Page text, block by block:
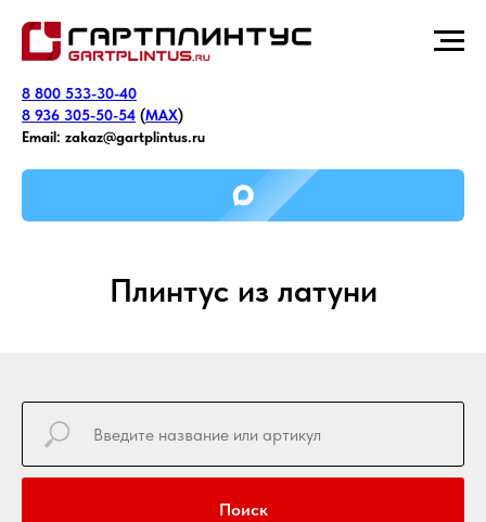
8 800 533-30-40
8 936 305-50-54 (MAX)
Email: zakaz@gartplintus.ru
Плинтус из латуни
Поиск